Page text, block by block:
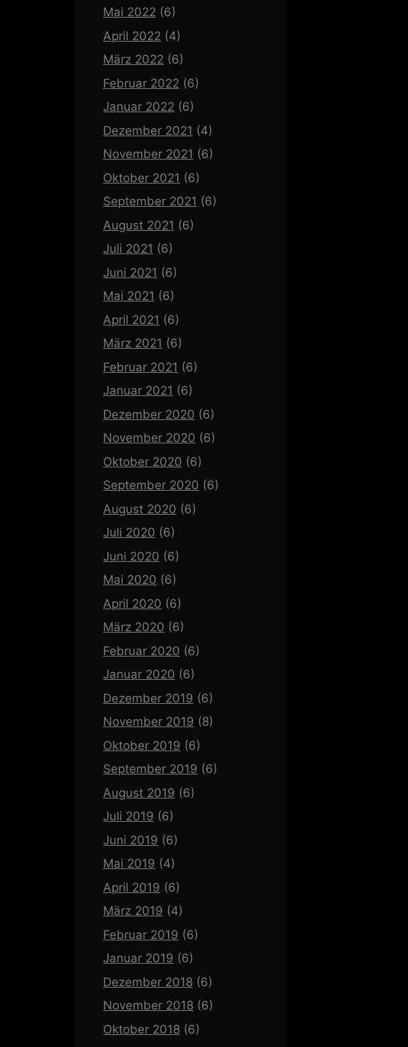
Mai 2022 (6)
April 2022 (4)
März 2022 (6)
Februar 2022 (6)
Januar 2022 (6)
Dezember 2021 (4)
November 2021 (6)
Oktober 2021 (6)
September 2021 (6)
August 2021 (6)
Juli 2021 (6)
Juni 2021 (6)
Mai 2021 (6)
April 2021 (6)
März 2021 (6)
Februar 2021 (6)
Januar 2021 (6)
Dezember 2020 (6)
November 2020 (6)
Oktober 2020 (6)
September 2020 (6)
August 2020 (6)
Juli 2020 (6)
Juni 2020 (6)
Mai 2020 (6)
April 2020 (6)
März 2020 (6)
Februar 2020 (6)
Januar 2020 (6)
Dezember 2019 (6)
November 2019 (8)
Oktober 2019 (6)
September 2019 (6)
August 2019 (6)
Juli 2019 (6)
Juni 2019 (6)
Mai 2019 (4)
April 2019 (6)
März 2019 (4)
Februar 2019 (6)
Januar 2019 (6)
Dezember 2018 (6)
November 2018 (6)
Oktober 2018 (6)